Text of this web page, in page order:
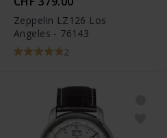
Zeppelin LZ126 Los
Angeles - 76143
2